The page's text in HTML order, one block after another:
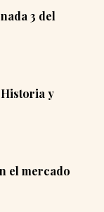
3 del
y
el mercado